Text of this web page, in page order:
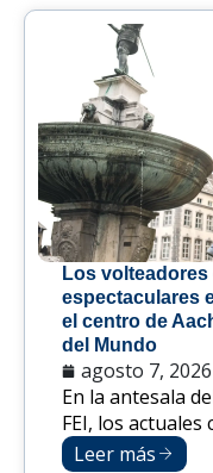
Los
espectaculares
el centro de
del Mundo
agosto 7, 2026
En la antesala
FEI, los actuales
Leer más